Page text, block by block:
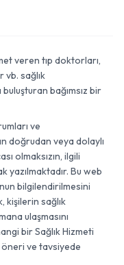
veren tıp doktorları,
sağlık
bağımsız bir
ve
doğrudan veya dolaylı
olmaksızın, ilgili
yazılmaktadır. Bu web
bilgilendirilmesini
kişilerin sağlık
ulaşmasını
bir Sağlık Hizmeti
öneri ve tavsiyede